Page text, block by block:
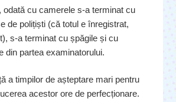
odată cu camerele s-a terminat cu
de polițiști (că totul e înregistrat,
s-a terminat cu șpăgile și cu
din partea examinatorului.
a timpilor de așteptare mari pentru
acestor ore de perfecționare.